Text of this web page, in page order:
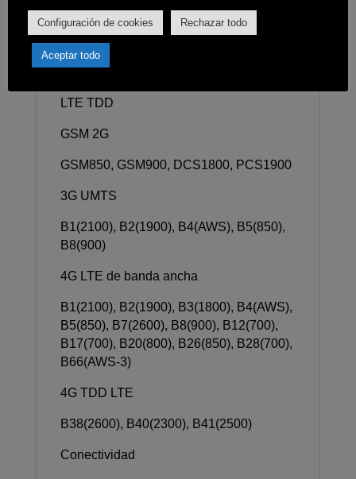
SIM 1 + Híbrido (SIM o MicroSD)
Infra
LTE TDD
GSM 2G
GSM850, GSM900, DCS1800, PCS1900
3G UMTS
B1(2100), B2(1900), B4(AWS), B5(850),
B8(900)
4G LTE de banda ancha
B1(2100), B2(1900), B3(1800), B4(AWS),
B5(850), B7(2600), B8(900), B12(700),
B17(700), B20(800), B26(850), B28(700),
B66(AWS-3)
4G TDD LTE
B38(2600), B40(2300), B41(2500)
Conectividad
Configuración de cookies Rechazar todo
Aceptar todo